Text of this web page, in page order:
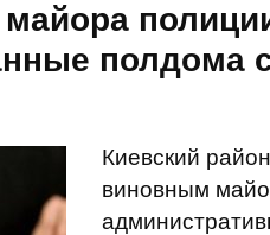
полдома
Киевский
виновным